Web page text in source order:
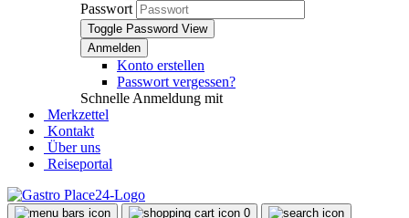
Passwort
Toggle Password View
Konto erstellen
Passwort vergessen?
Schnelle Anmeldung mit
Merkzettel
Kontakt
Über uns
Reiseportal
0